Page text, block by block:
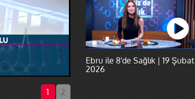
1 2
Ebru ile 8'de Sağlık | 19 Şubat
2026